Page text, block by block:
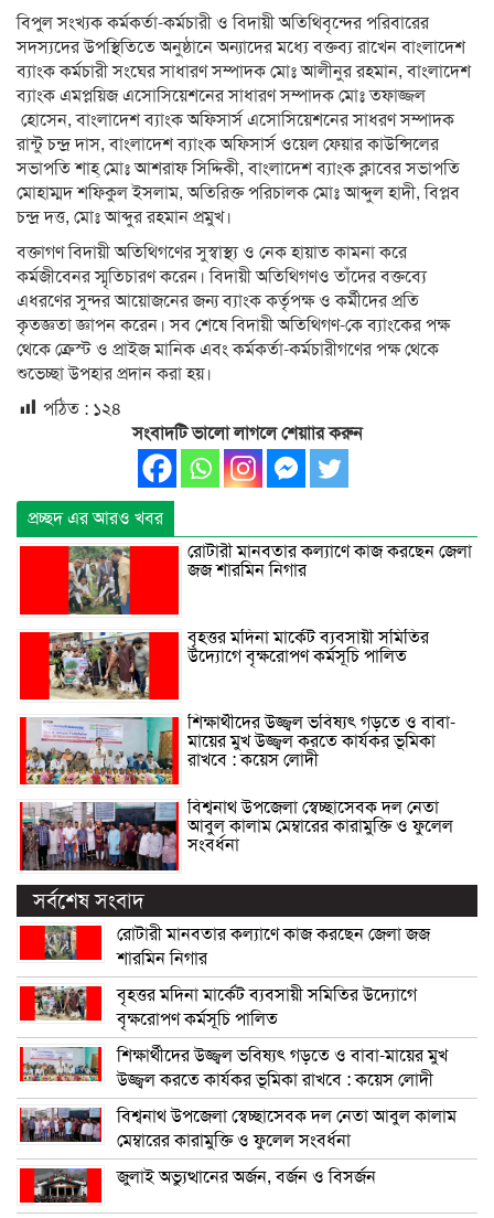
বিপুল সংখ্যক কর্মকর্তা-কর্মচারী ও বিদায়ী অতিথিবৃন্দের পরিবারের
সদস্যদের উপস্থিতিতে অনুষ্ঠানে অন্যাদের মধ্যে বক্তব্য রাখেন বাংলাদেশ
ব্যাংক কর্মচারী সংঘের সাধারণ সম্পাদক মোঃ আলীনুর রহমান, বাংলাদেশ
ব্যাংক এমপ্লয়িজ এসোসিয়েশনের সাধারণ সম্পাদক মোঃ তফাজ্জল
হোসেন, বাংলাদেশ ব্যাংক অফিসার্স এসোসিয়েশনের সাধরণ সম্পাদক
রান্টু চন্দ্র দাস, বাংলাদেশ ব্যাংক অফিসার্স ওয়েল ফেয়ার কাউন্সিলের
সভাপতি শাহ্ মোঃ আশরাফ সিদ্দিকী, বাংলাদেশ ব্যাংক ক্লাবের সভাপতি
মোহাম্মদ শফিকুল ইসলাম, অতিরিক্ত পরিচালক মোঃ আব্দুল হাদী, বিপ্লব
চন্দ্র দত্ত, মোঃ আব্দুর রহমান প্রমুখ।
বক্তাগণ বিদায়ী অতিথিগণের সুস্বাস্থ্য ও নেক হায়াত কামনা করে
কর্মজীবেনর স্মৃতিচারণ করেন। বিদায়ী অতিথিগণও তাঁদের বক্তব্যে
এধরণের সুন্দর আয়োজনের জন্য ব্যাংক কর্তৃপক্ষ ও কর্মীদের প্রতি
কৃতজ্ঞতা জ্ঞাপন করেন। সব শেষে বিদায়ী অতিথিগণ-কে ব্যাংকের পক্ষ
থেকে ক্রেস্ট ও প্রাইজ মানিক এবং কর্মকর্তা-কর্মচারীগণের পক্ষ থেকে
শুভেচ্ছা উপহার প্রদান করা হয়।
পঠিত : ১২৪
সংবাদটি ভালো লাগলে শেয়াার করুন
প্রচ্ছদ এর আরও খবর
রোটারী মানবতার কল্যাণে কাজ করছেন জেলা
জজ শারমিন নিগার
বৃহত্তর মদিনা মার্কেট ব্যবসায়ী সমিতির
উদ্যোগে বৃক্ষরোপণ কর্মসূচি পালিত
শিক্ষার্থীদের উজ্জ্বল ভবিষ্যৎ গড়তে ও বাবা-
মায়ের মুখ উজ্জ্বল করতে কার্যকর ভূমিকা
রাখবে : কয়েস লোদী
বিশ্বনাথ উপজেলা স্বেচ্ছাসেবক দল নেতা
আবুল কালাম মেম্বারের কারামুক্তি ও ফুলেল
সংবর্ধনা
সর্বশেষ সংবাদ
রোটারী মানবতার কল্যাণে কাজ করছেন জেলা জজ
শারমিন নিগার
বৃহত্তর মদিনা মার্কেট ব্যবসায়ী সমিতির উদ্যোগে
বৃক্ষরোপণ কর্মসূচি পালিত
শিক্ষার্থীদের উজ্জ্বল ভবিষ্যৎ গড়তে ও বাবা-মায়ের মুখ
উজ্জ্বল করতে কার্যকর ভূমিকা রাখবে : কয়েস লোদী
বিশ্বনাথ উপজেলা স্বেচ্ছাসেবক দল নেতা আবুল কালাম
মেম্বারের কারামুক্তি ও ফুলেল সংবর্ধনা
জুলাই অভ্যুত্থানের অর্জন, বর্জন ও বিসর্জন